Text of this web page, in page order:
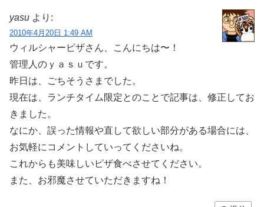
yasu より:
2010年4月20日 1:49 AM
ウィルシャーピザさん、こんにちは〜！
管理人のｙａｓｕです。
昨日は、ごちそうさまでした。
現在は、ランチタイム限定とのことで記事は、修正してお
きました。
なにか、誤った情報や直して欲しい部分がある場合には、
お気軽にコメントしていってくださいね。
これからも美味しいピザ食べさせてください。
また、お邪魔させていただきますね！